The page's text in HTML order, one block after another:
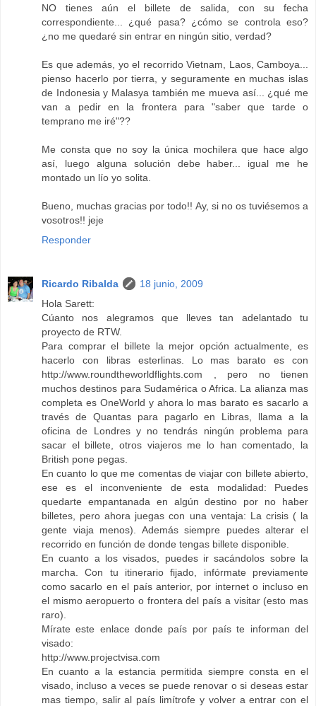
NO tienes aún el billete de salida, con su fecha
correspondiente... ¿qué pasa? ¿cómo se controla eso?
¿no me quedaré sin entrar en ningún sitio, verdad?
Es que además, yo el recorrido Vietnam, Laos, Camboya...
pienso hacerlo por tierra, y seguramente en muchas islas
de Indonesia y Malasya también me mueva así... ¿qué me
van a pedir en la frontera para "saber que tarde o
temprano me iré"??
Me consta que no soy la única mochilera que hace algo
así, luego alguna solución debe haber... igual me he
montado un lío yo solita.
Bueno, muchas gracias por todo!! Ay, si no os tuviésemos a
vosotros!! jeje
Responder
Ricardo Ribalda
18 junio, 2009
Hola Sarett:
Cúanto nos alegramos que lleves tan adelantado tu
proyecto de RTW.
Para comprar el billete la mejor opción actualmente, es
hacerlo con libras esterlinas. Lo mas barato es con
http://www.roundtheworldflights.com , pero no tienen
muchos destinos para Sudamérica o Africa. La alianza mas
completa es OneWorld y ahora lo mas barato es sacarlo a
través de Quantas para pagarlo en Libras, llama a la
oficina de Londres y no tendrás ningún problema para
sacar el billete, otros viajeros me lo han comentado, la
British pone pegas.
En cuanto lo que me comentas de viajar con billete abierto,
ese es el inconveniente de esta modalidad: Puedes
quedarte empantanada en algún destino por no haber
billetes, pero ahora juegas con una ventaja: La crisis ( la
gente viaja menos). Además siempre puedes alterar el
recorrido en función de donde tengas billete disponible.
En cuanto a los visados, puedes ir sacándolos sobre la
marcha. Con tu itinerario fijado, infórmate previamente
como sacarlo en el país anterior, por internet o incluso en
el mismo aeropuerto o frontera del país a visitar (esto mas
raro).
Mírate este enlace donde país por país te informan del
visado:
http://www.projectvisa.com
En cuanto a la estancia permitida siempre consta en el
visado, incluso a veces se puede renovar o si deseas estar
mas tiempo, salir al país limítrofe y volver a entrar con el